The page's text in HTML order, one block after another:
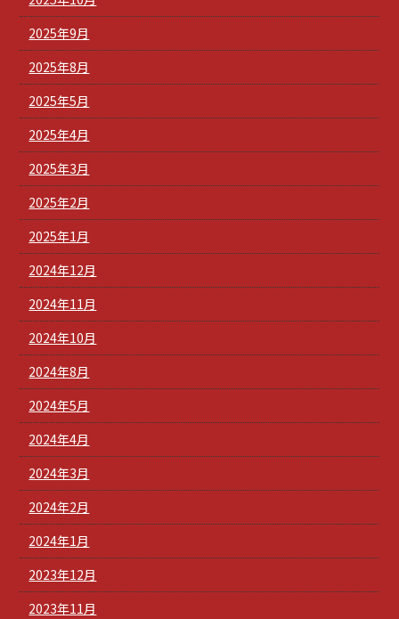
2025年9月
2025年8月
2025年5月
2025年4月
2025年3月
2025年2月
2025年1月
2024年12月
2024年11月
2024年10月
2024年8月
2024年5月
2024年4月
2024年3月
2024年2月
2024年1月
2023年12月
2023年11月